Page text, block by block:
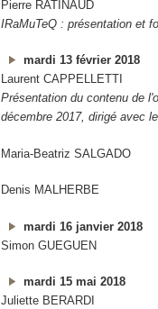
Pierre RATINAUD
IRaMuTeQ : présentation et
mardi 13 février 2018
Laurent CAPPELLETTI
Présentation du contenu de
décembre 2017, dirigé avec
Maria-Beatriz SALGADO
Denis MALHERBE
mardi 16 janvier 2018
Simon GUEGUEN
mardi 15 mai 2018
Juliette BERARDI